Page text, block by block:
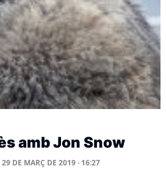
amb Jon Snow
29 DE MARÇ DE 2019 · 16:27